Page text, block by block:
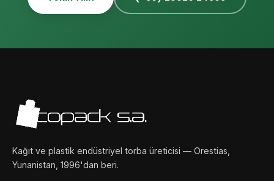
Kağıt ve plastik endüstriyel torba üreticisi — Orestias,
Yunanistan, 1996'dan beri.